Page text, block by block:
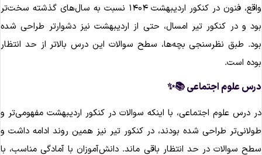
واقع، فنون در کنکور اردیبهشت ۱۴۰۴ نسبت به سال‌های گذشته سخت‌تر
و در کنکور تیر امسال، حتی از اردیبهشت نیز دشوارتر طراحی شده
طبق نظرسنجی بچه‌ها، سطح سوالات این درس بالاتر از حد انتظار
است.
علوم اجتماعی 📚✨
درس علوم اجتماعی، با اینکه سوالات در کنکور اردیبهشت مفهومی‌تر و
طراحی شده بودند، در کنکور تیر نیز همین روند ادامه داشت و
سوالات در حد انتظار باقی ماند. دانش‌آموزان با آمادگی مناسب، با